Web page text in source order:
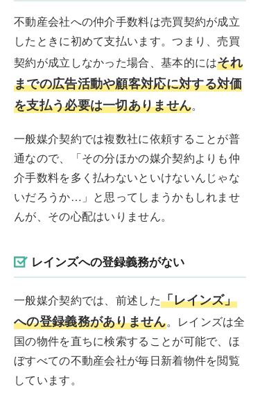
不動産会社への仲介手数料は売買契約が成立
したときに初めて支払います。つまり、売買
契約が成立しなかった場合、基本的にはそれ
までの広告活動や顧客対応に対する対価
を支払う必要は一切ありません。
一般媒介契約では複数社に依頼することが普
通なので、「その分ほかの媒介契約よりも仲
介手数料を多く払わないといけないんじゃな
いだろうか…」と思ってしまうかもしれませ
んが、その心配はいりません。
レインズへの登録義務がない
一般媒介契約では、前述した「レインズ」
への登録義務がありません。レインズは全
国の物件を直ちに検索することが可能で、ほ
ぼすべての不動産会社が毎日新着物件を閲覧
しています。